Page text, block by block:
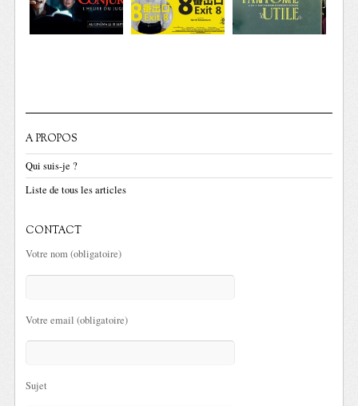
A PROPOS
Qui suis-je ?
Liste de tous les articles
CONTACT
Votre nom (obligatoire)
Votre email (obligatoire)
Sujet